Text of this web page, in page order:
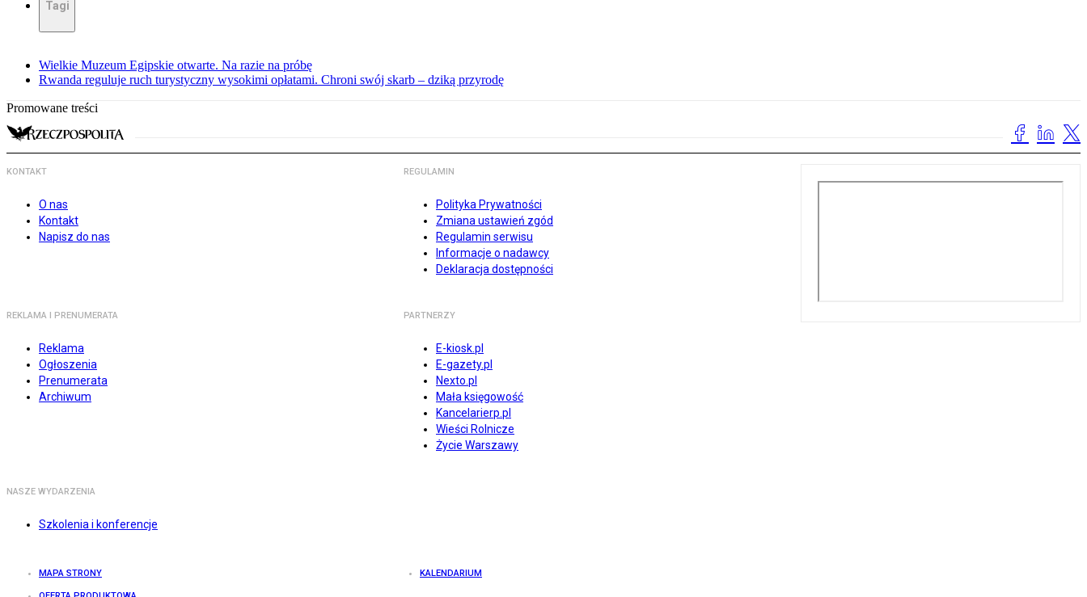
Tagi
Wielkie Muzeum Egipskie otwarte. Na razie na próbę
Rwanda reguluje ruch turystyczny wysokimi opłatami. Chroni swój skarb – dziką przyrodę
Promowane treści
KONTAKT
O nas
Kontakt
Napisz do nas
REGULAMIN
Polityka Prywatności
Zmiana ustawień zgód
Regulamin serwisu
Informacje o nadawcy
Deklaracja dostępności
REKLAMA I PRENUMERATA
Reklama
Ogłoszenia
Prenumerata
Archiwum
PARTNERZY
E-kiosk.pl
E-gazety.pl
Nexto.pl
Mała księgowość
Kancelarierp.pl
Wieści Rolnicze
Życie Warszawy
NASZE WYDARZENIA
Szkolenia i konferencje
MAPA STRONY KALENDARIUM